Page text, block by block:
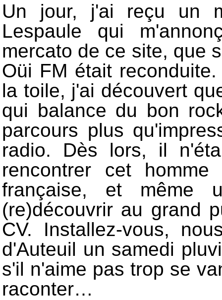
Un jour, j'ai reçu un
Lespaule qui
mercato de ce site, que
Oüi FM était
la toile, j'ai découvert
qui balance du bon
parcours plus
radio. Dès lors, il
rencontrer cet
française, et même
(re)découvrir au grand
CV. Installez-vous,
d'Auteuil un samedi
s'il n'aime pas trop se
raconter…